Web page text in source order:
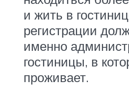
и жить в
регистрации
именно
гостиницы, в
проживает.